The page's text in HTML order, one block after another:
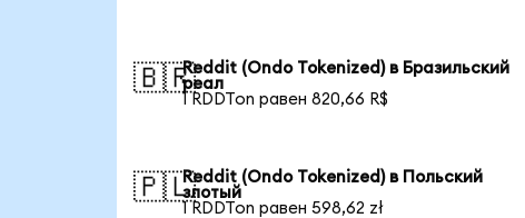
🇧🇷Reddit (Ondo Tokenized) в Бразильский
реал
1 RDDTon равен 820,66 R$
🇵🇱Reddit (Ondo Tokenized) в Польский
злотый
1 RDDTon равен 598,62 zł